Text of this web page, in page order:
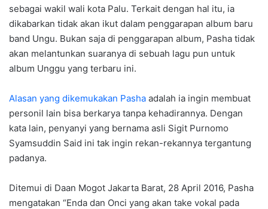
sebagai wakil wali kota Palu. Terkait dengan hal itu, ia
dikabarkan tidak akan ikut dalam penggarapan album baru
band Ungu. Bukan saja di penggarapan album, Pasha tidak
akan melantunkan suaranya di sebuah lagu pun untuk
album Unggu yang terbaru ini.
Alasan yang dikemukakan Pasha adalah ia ingin membuat
personil lain bisa berkarya tanpa kehadirannya. Dengan
kata lain, penyanyi yang bernama asli Sigit Purnomo
Syamsuddin Said ini tak ingin rekan-rekannya tergantung
padanya.
Ditemui di Daan Mogot Jakarta Barat, 28 April 2016, Pasha
mengatakan “Enda dan Onci yang akan take vokal pada